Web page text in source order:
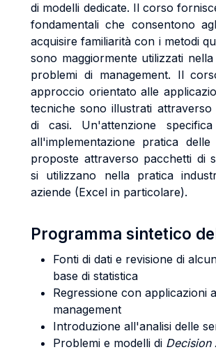
di modelli dedicate. Il corso
fondamentali che consentono
acquisire familiarità con i metodi
sono maggiormente utilizzati
problemi di management. Il
approccio orientato alle
tecniche sono illustrati
di casi. Un'attenzione
all'implementazione pratica delle
proposte attraverso pacchetti di
si utilizzano nella pratica
aziende (Excel in particolare).
Programma sintetico
Fonti di dati e revisione di
base di statistica
Regressione con applicazioni
management
Introduzione all'analisi delle
Problemi e modelli di Decision